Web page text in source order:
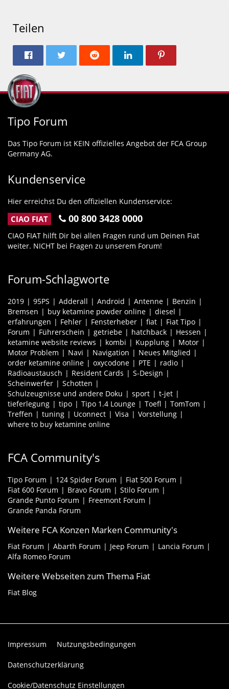
Teilen
Tipo Forum
Das Tipo Forum ist KEIN offizielles Angebot der FCA Group
Germany AG.
Kundenservice
Hier erreichst Du den offiziellen Kundenservice:
CIAO FIAT 00 800 3428 0000
CIAO FIAT hilft Dir bei allen Fragen rund um Deinen Fiat
weiter. NICHT bei Fragen zu unserem Forum!
Forum-Schlagworte
2019 95PS Adderall Android Antenne
Benzin
Bremsen
buy ketamine powder online
diesel
erfahrungen
Fehler Fensterheber fiat
Fiat Tipo
Forum
Führerschein getriebe hatchback
Hessen
ketamine website reviews
kombi Kupplung
Motor
Motor Problem
Navi Navigation
Neues Mitglied
order ketamine online
oxycodone PTE
radio
Radioaustausch
Resident Cards
S-Design
Scheinwerfer
Schotten
Schulzeugnisse und andere Doku
sport
t-jet
tieferlegung
tipo Tipo 1.4 Lounge Toefl
TomTom
Treffen
tuning Uconnect Visa
Vorstellung
where to buy ketamine online
FCA Community's
Tipo Forum 124 Spider Forum
Fiat 500 Forum
Fiat 600 Forum
Bravo Forum
Stilo Forum
Grande Punto Forum
Freemont Forum
Grande Panda Forum
Weitere FCA Konzen Marken Community's
Fiat Forum Abarth Forum Jeep Forum
Lancia Forum
Alfa Romeo Forum
Weitere Webseiten zum Thema Fiat
Fiat Blog
Impressum Nutzungsbedingungen
Datenschutzerklärung
Cookie/Datenschutz Einstellungen